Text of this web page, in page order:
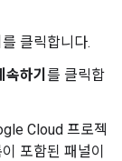
를 클릭합니다.
하기 를 클릭합
Cloud 프로젝
포함된 패널이